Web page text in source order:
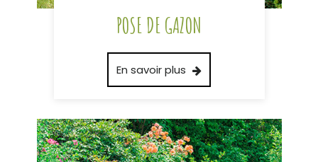
POSE DE GAZON
En savoir plus